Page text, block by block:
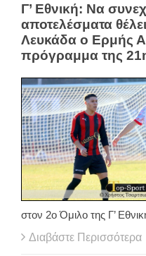
Γ’ Εθνική: Να
αποτελέσματα
Λευκάδα ο Ερμής
πρόγραμμα της
στον 2ο Όμιλο της Γ’
Διαβάστε Περισσότερα